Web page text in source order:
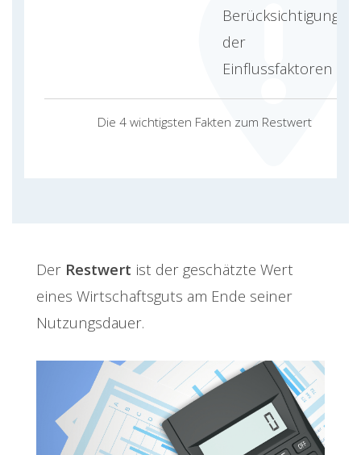
Die 4 wichtigsten Fakten zum Restwert
Berücksichtigung
der
Einflussfaktoren
Der Restwert ist der geschätzte Wert
eines Wirtschaftsguts am Ende seiner
Nutzungsdauer.